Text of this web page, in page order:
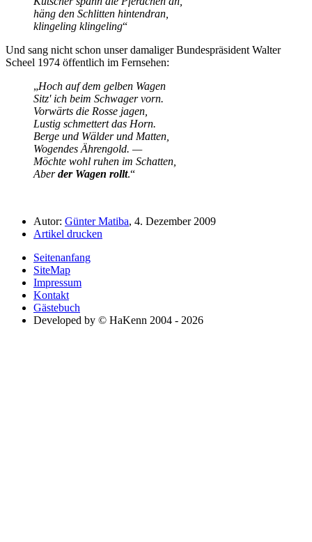
häng den Schlitten hintendran,
klingeling klingeling
Und sang nicht schon unser damaliger Bundespräsident Walter
Scheel 1974 öffentlich im Fernsehen:
Hoch auf dem gelben Wagen
Sitz' ich beim Schwager vorn.
Vorwärts die Rosse jagen,
Lustig schmettert das Horn.
Berge und Wälder und Matten,
Wogendes Ährengold. —
Möchte wohl ruhen im Schatten,
Aberder Wagen rollt.
Autor: Günter Matiba, 4. Dezember 2009
Artikel drucken
Seitenanfang
SiteMap
Impressum
Kontakt
Gästebuch
Developed by © HaKenn 2004 - 2026